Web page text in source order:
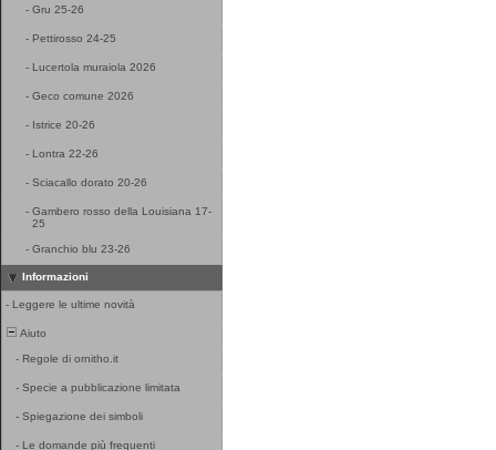
- Gru 25-26
- Pettirosso 24-25
- Lucertola muraiola 2026
- Geco comune 2026
- Istrice 20-26
- Lontra 22-26
- Sciacallo dorato 20-26
- Gambero rosso della Louisiana 17-
25
- Granchio blu 23-26
Informazioni
- Leggere le ultime novità
Aiuto
- Regole di ornitho.it
- Specie a pubblicazione limitata
- Spiegazione dei simboli
- Le domande più frequenti